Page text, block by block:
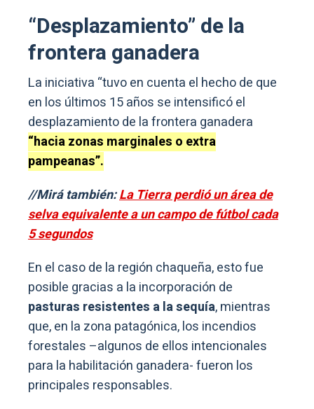
“Desplazamiento” de la
frontera ganadera
La iniciativa “tuvo en cuenta el hecho de que
en los últimos 15 años se intensificó el
desplazamiento de la frontera ganadera
“hacia zonas marginales o extra
pampeanas”.
//Mirá también:La Tierra perdió un área de
selva equivalente a un campo de fútbol cada
5 segundos
En el caso de la región chaqueña, esto fue
posible gracias a la incorporación de
pasturas resistentes a la sequía, mientras
que, en la zona patagónica, los incendios
forestales –algunos de ellos intencionales
para la habilitación ganadera- fueron los
principales responsables.